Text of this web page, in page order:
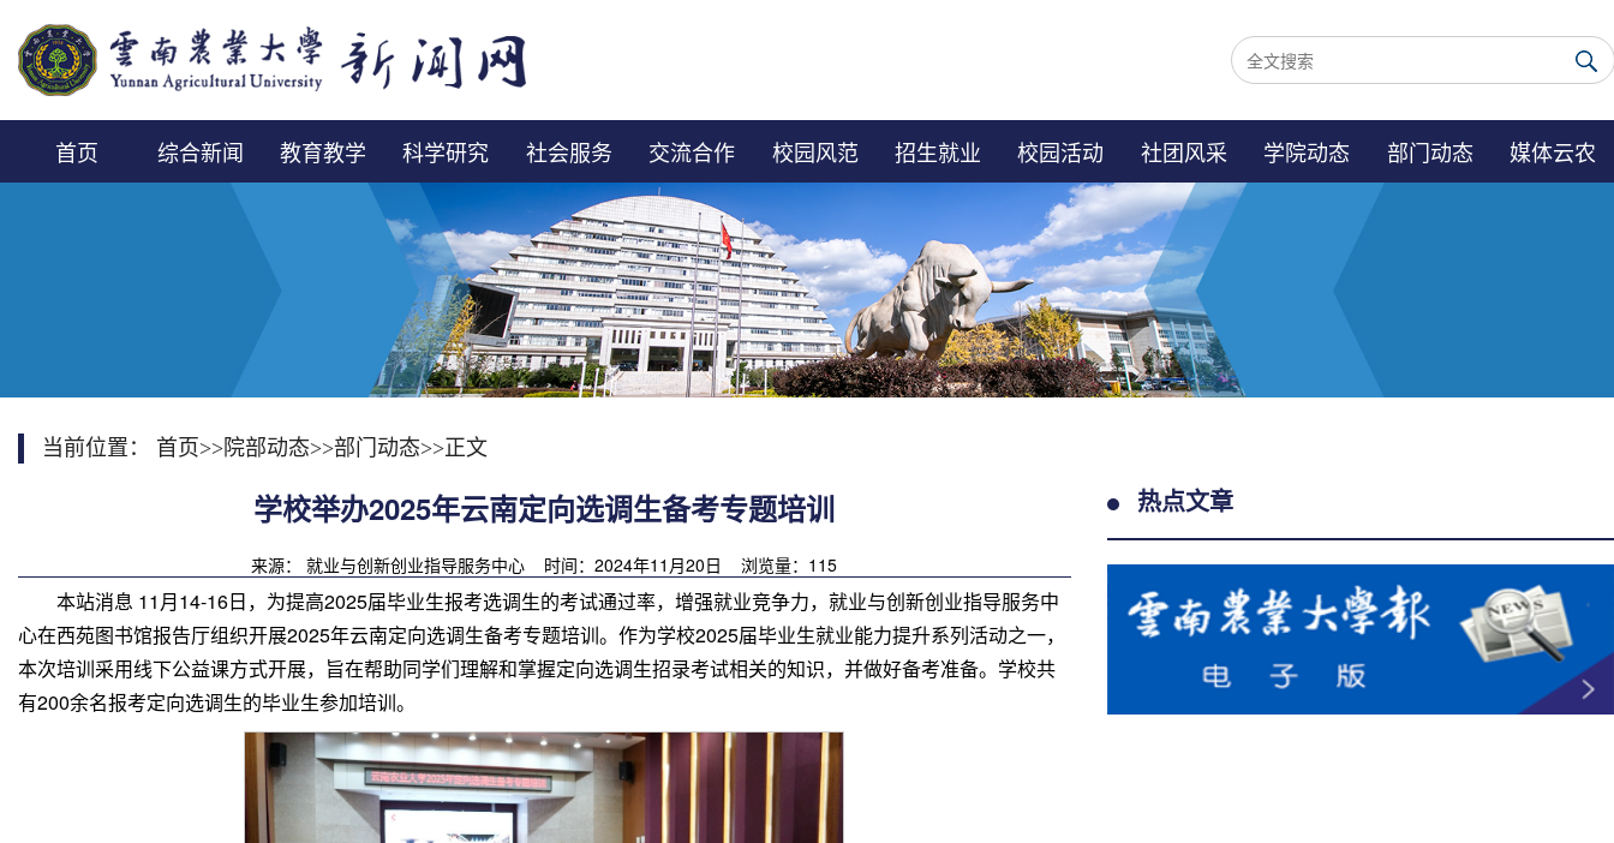
首页 综合新闻 教育教学 科学研究 社会服务 交流合作 校园风范 招生就业 校园活动 社团风采 学院动态 部门动态 媒体云农
当前位置： 首页>>院部动态>>部门动态>>正文
学校举办2025年云南定向选调生备考专题培训
来源： 就业与创新创业指导服务中心 时间：2024年11月20日 浏览量： 115
本站消息 11月14-16日，为提高2025届毕业生报考选调生的考试通过率，增强就业竞争力，就业与创新创业指导服务中
心在西苑图书馆报告厅组织开展2025年云南定向选调生备考专题培训。作为学校2025届毕业生就业能力提升系列活动之一，
本次培训采用线下公益课方式开展，旨在帮助同学们理解和掌握定向选调生招录考试相关的知识，并做好备考准备。学校共
有200余名报考定向选调生的毕业生参加培训。
热点文章